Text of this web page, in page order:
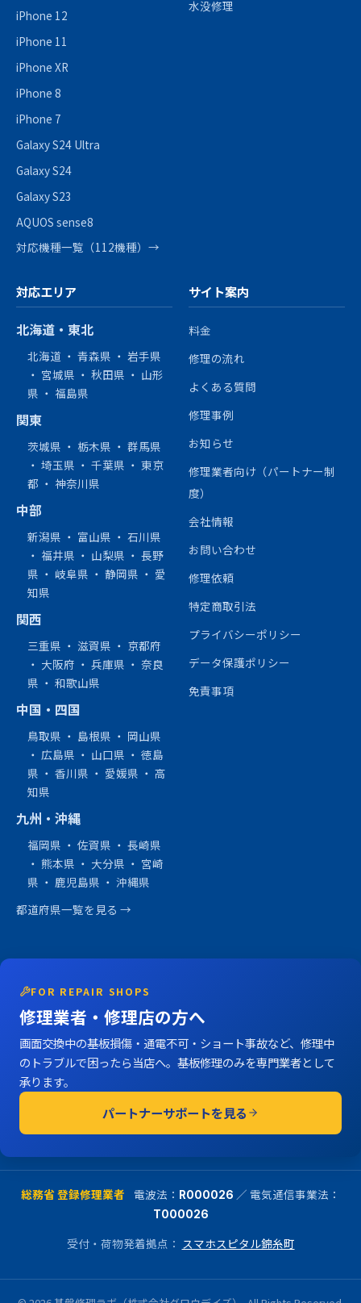
iPhone 12
iPhone 11
iPhone XR
iPhone 8
iPhone 7
Galaxy S24 Ultra
Galaxy S24
Galaxy S23
AQUOS sense8
対応機種一覧（112機種）→
水没修理
対応エリア
北海道・東北
北海道 ・ 青森県 ・ 岩手県
・ 宮城県 ・ 秋田県 ・ 山形
県 ・ 福島県
関東
茨城県 ・ 栃木県 ・ 群馬県
・ 埼玉県 ・ 千葉県 ・ 東京
都 ・ 神奈川県
中部
新潟県 ・ 富山県 ・ 石川県
・ 福井県 ・ 山梨県 ・ 長野
県 ・ 岐阜県 ・ 静岡県 ・ 愛
知県
関西
三重県 ・ 滋賀県 ・ 京都府
・ 大阪府 ・ 兵庫県 ・ 奈良
県 ・ 和歌山県
中国・四国
鳥取県 ・ 島根県 ・ 岡山県
・ 広島県 ・ 山口県 ・ 徳島
県 ・ 香川県 ・ 愛媛県 ・ 高
知県
九州・沖縄
福岡県 ・ 佐賀県 ・ 長崎県
・ 熊本県 ・ 大分県 ・ 宮崎
県 ・ 鹿児島県 ・ 沖縄県
都道府県一覧を見る →
サイト案内
料金
修理の流れ
よくある質問
修理事例
お知らせ
修理業者向け（パートナー制
度）
会社情報
お問い合わせ
修理依頼
特定商取引法
プライバシーポリシー
データ保護ポリシー
免責事項
FOR REPAIR SHOPS
修理業者・修理店の方へ
画面交換中の基板損傷・通電不可・ショート事故など、修理中
のトラブルで困ったら当店へ。基板修理のみを専門業者として
承ります。
パートナーサポートを見る
総務省 登録修理業者 電波法： R000026 ／ 電気通信事業法：
T000026
受付・荷物発着拠点： スマホスピタル錦糸町